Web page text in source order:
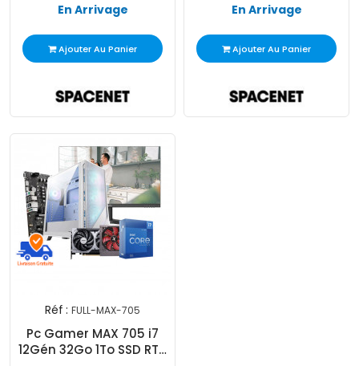
En Arrivage
Ajouter Au Panier
En Arrivage
Ajouter Au Panier
Réf : FULL-MAX-705
Pc Gamer MAX 705 i7
12Gén 32Go 1To SSD RTX